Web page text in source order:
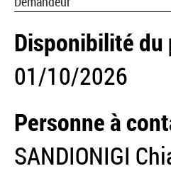
Disponibilité du
01/10/2026
Personne à
SANDIONIGI